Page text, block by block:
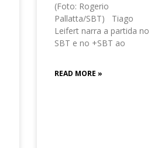
(Foto: Rogerio
Pallatta/SBT) Tiago
Leifert narra a partida no
SBT e no +SBT ao
READ MORE »